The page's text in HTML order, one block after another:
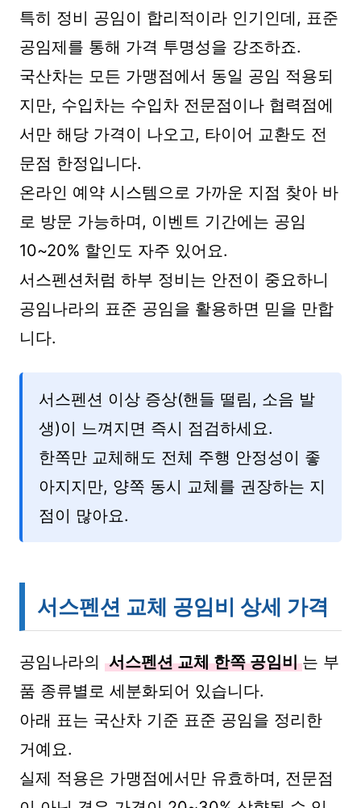
특히 정비 공임이 합리적이라 인기인데, 표준
공임제를 통해 가격 투명성을 강조하죠.
국산차는 모든 가맹점에서 동일 공임 적용되
지만, 수입차는 수입차 전문점이나 협력점에
서만 해당 가격이 나오고, 타이어 교환도 전
문점 한정입니다.
온라인 예약 시스템으로 가까운 지점 찾아 바
로 방문 가능하며, 이벤트 기간에는 공임
10~20% 할인도 자주 있어요.
서스펜션처럼 하부 정비는 안전이 중요하니
공임나라의 표준 공임을 활용하면 믿을 만합
니다.
서스펜션 이상 증상(핸들 떨림, 소음 발
생)이 느껴지면 즉시 점검하세요.
한쪽만 교체해도 전체 주행 안정성이 좋
아지지만, 양쪽 동시 교체를 권장하는 지
점이 많아요.
서스펜션 교체 공임비 상세 가격
공임나라의 서스펜션 교체 한쪽 공임비 는 부
품 종류별로 세분화되어 있습니다.
아래 표는 국산차 기준 표준 공임을 정리한
거예요.
실제 적용은 가맹점에서만 유효하며, 전문점